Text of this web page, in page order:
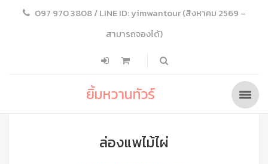
097 970 3808 / LINE ID: yimwantour (สิงหาคม 2569 –
สามารถจองได้)
ยิ้มหวานทัวร์
ล่องแพไม้ไผ่